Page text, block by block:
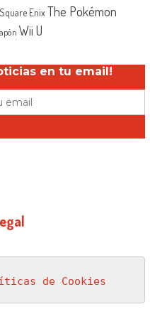
Square EnixThe Pokémon
Wii U
en tu email!
de Cookies